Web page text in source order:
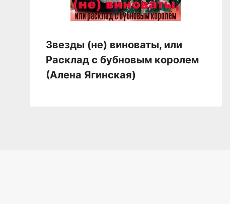
Звезды (не) виноваты, или
Расклад с бубновым королем
(Алена Ягинская)